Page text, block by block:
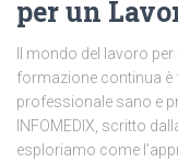
per un
Il mondo del lavoro
formazione continua è
professionale sano e
INFOMEDIX, scritto
esploriamo come